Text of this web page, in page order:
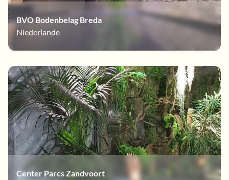
BVO Bodenbelag Breda
Niederlande
Center Parcs Zandvoort